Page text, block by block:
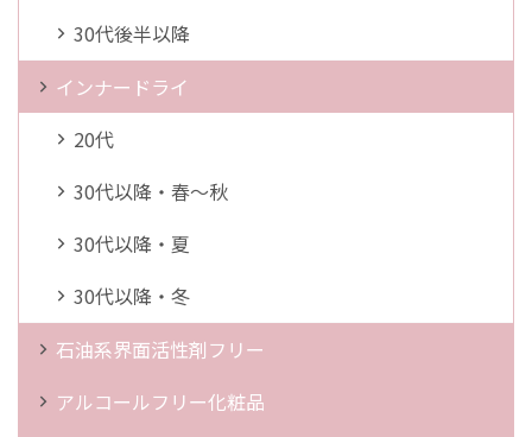
30代後半以降
インナードライ
20代
30代以降・春～秋
30代以降・夏
30代以降・冬
石油系界面活性剤フリー
アルコールフリー化粧品